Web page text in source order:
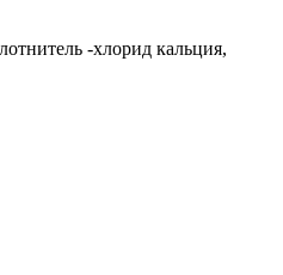
-хлорид кальция,